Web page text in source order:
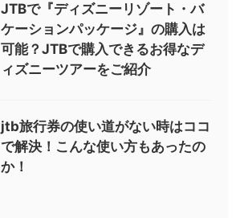
JTBで『ディズニーリゾート・バ
ケーションパッケージ』の購入は
可能？JTBで購入できるお得なデ
ィズニーツアーをご紹介
jtb旅行券の使い道がない時はココ
で解決！こんな使い方もあったの
か！